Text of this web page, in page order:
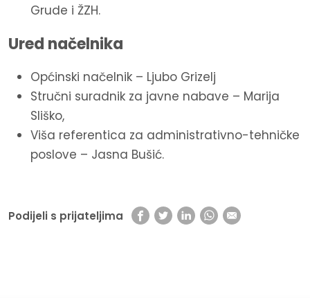
Grude i ŽZH.
Ured načelnika
Općinski načelnik – Ljubo Grizelj
Stručni suradnik za javne nabave – Marija
Sliško,
Viša referentica za administrativno-tehničke
poslove – Jasna Bušić.
Podijeli s prijateljima